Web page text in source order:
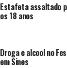
Estafeta assaltado
os 18 anos
Droga e alcool no
em Sines